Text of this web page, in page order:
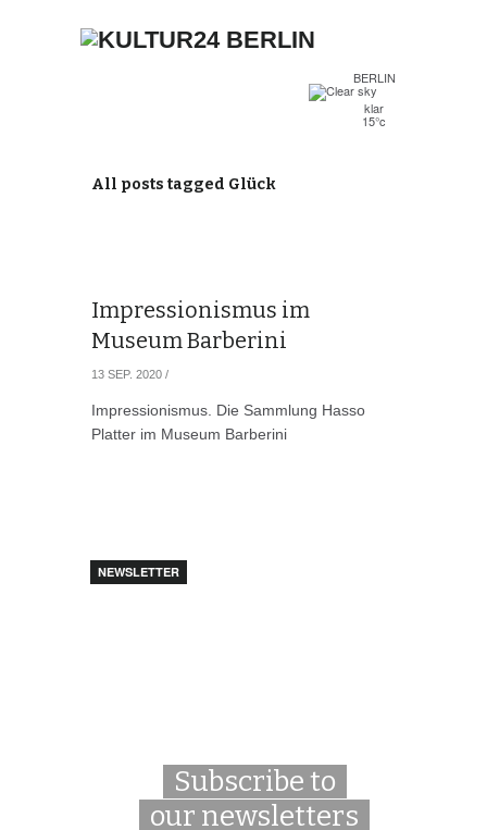
BERLIN
klar
15°c
All posts tagged Glück
Impressionismus im
Museum Barberini
13 SEP. 2020 /
Impressionismus. Die Sammlung Hasso
Platter im Museum Barberini
NEWSLETTER
Subscribe to
our newsletters